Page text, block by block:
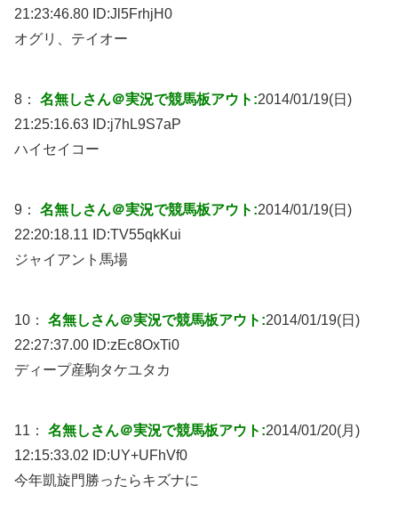
21:23:46.80 ID:Jl5FrhjH0
オグリ、テイオー
8： 名無しさん＠実況で競馬板アウト:2014/01/19(日)
21:25:16.63 ID:j7hL9S7aP
ハイセイコー
9： 名無しさん＠実況で競馬板アウト:2014/01/19(日)
22:20:18.11 ID:TV55qkKui
ジャイアント馬場
10： 名無しさん＠実況で競馬板アウト:2014/01/19(日)
22:27:37.00 ID:zEc8OxTi0
ディープ産駒タケユタカ
11： 名無しさん＠実況で競馬板アウト:2014/01/20(月)
12:15:33.02 ID:UY+UFhVf0
今年凱旋門勝ったらキズナに